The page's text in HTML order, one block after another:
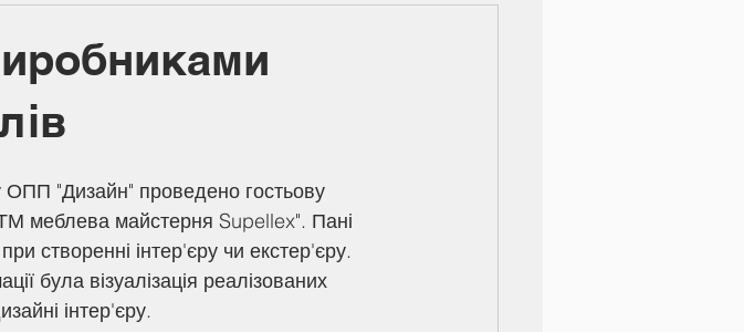
ОПП "Дизайн" проведено гостьову
меблева майстерня Supellex". Пані
створенні інтер'єру чи екстер'єру.
була візуалізація реалізованих
інтер'єру.